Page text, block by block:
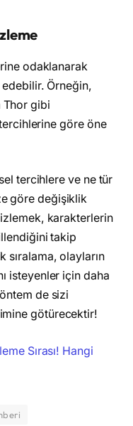
odaklanarak
edebilir. Örneğin,
Thor gibi
göre öne
tercihlere ve ne tür
göre değişiklik
izlemek, karakterlerin
takip
olayların
isteyenler için daha
de sizi
götürecektir!
Sırası! Hangi